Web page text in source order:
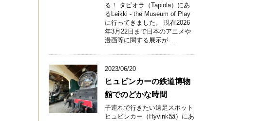
る！ タピオラ（Tapiola）にあ
るLeikki - the Museum of Play
に行ってきました。 現在2026
年3月22日まで日本のアニメや
漫画等に関する展示が ...
2023/06/20
ヒュビンカーの鉄道博物
館でのどかな時間
子連れで行きたい遠足スポット
ヒュビンカー（Hyvinkää）にあ